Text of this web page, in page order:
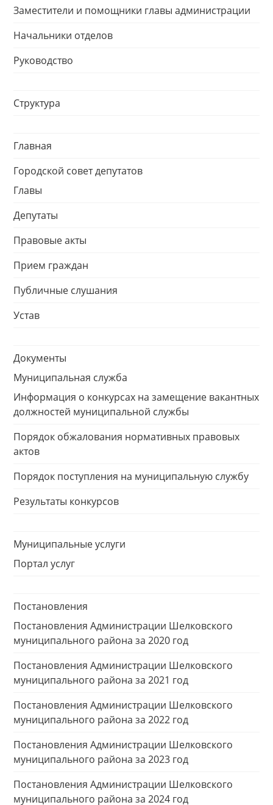
Заместители и помощники главы администрации
Начальники отделов
Руководство
Структура
Главная
Городской совет депутатов
Главы
Депутаты
Правовые акты
Прием граждан
Публичные слушания
Устав
Документы
Муниципальная служба
Информация о конкурсах на замещение вакантных
должностей муниципальной службы
Порядок обжалования нормативных правовых
актов
Порядок поступления на муниципальную службу
Результаты конкурсов
Муниципальные услуги
Портал услуг
Постановления
Постановления Администрации Шелковского
муниципального района за 2020 год
Постановления Администрации Шелковского
муниципального района за 2021 год
Постановления Администрации Шелковского
муниципального района за 2022 год
Постановления Администрации Шелковского
муниципального района за 2023 год
Постановления Администрации Шелковского
муниципального района за 2024 год